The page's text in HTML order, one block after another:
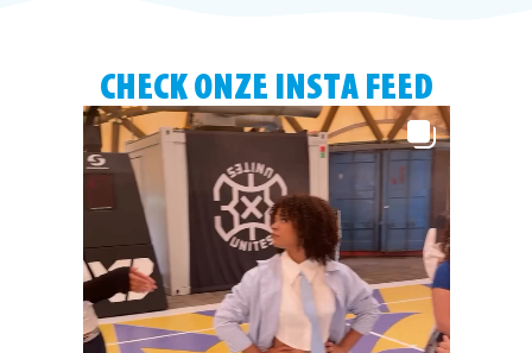
CHECK ONZE INSTA FEED